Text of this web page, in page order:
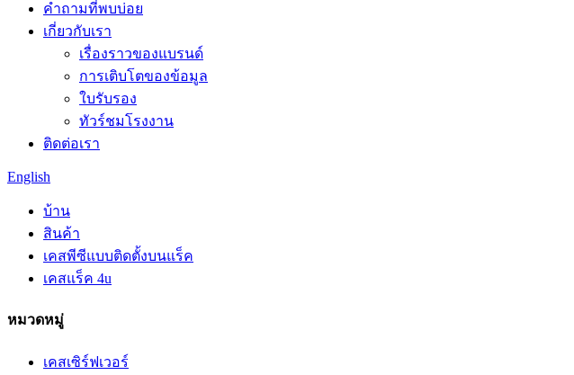
คำถามที่พบบ่อย
เกี่ยวกับเรา
เรื่องราวของแบรนด์
การเติบโตของข้อมูล
ใบรับรอง
ทัวร์ชมโรงงาน
ติดต่อเรา
English
บ้าน
สินค้า
เคสพีซีแบบติดตั้งบนแร็ค
เคสแร็ค 4u
หมวดหมู่
เคสเซิร์ฟเวอร์